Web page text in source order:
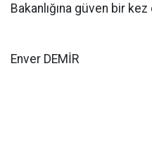
Bakanlığına güven bir kez
Enver DEMİR